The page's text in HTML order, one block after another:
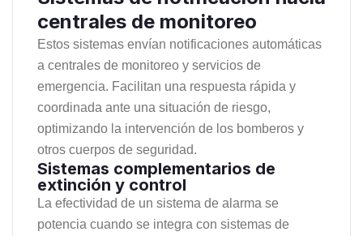
centrales de monitoreo
Estos sistemas envían notificaciones automáticas
a centrales de monitoreo y servicios de
emergencia. Facilitan una respuesta rápida y
coordinada ante una situación de riesgo,
optimizando la intervención de los bomberos y
otros cuerpos de seguridad.
Sistemas complementarios de
extinción y control
La efectividad de un sistema de alarma se
potencia cuando se integra con sistemas de